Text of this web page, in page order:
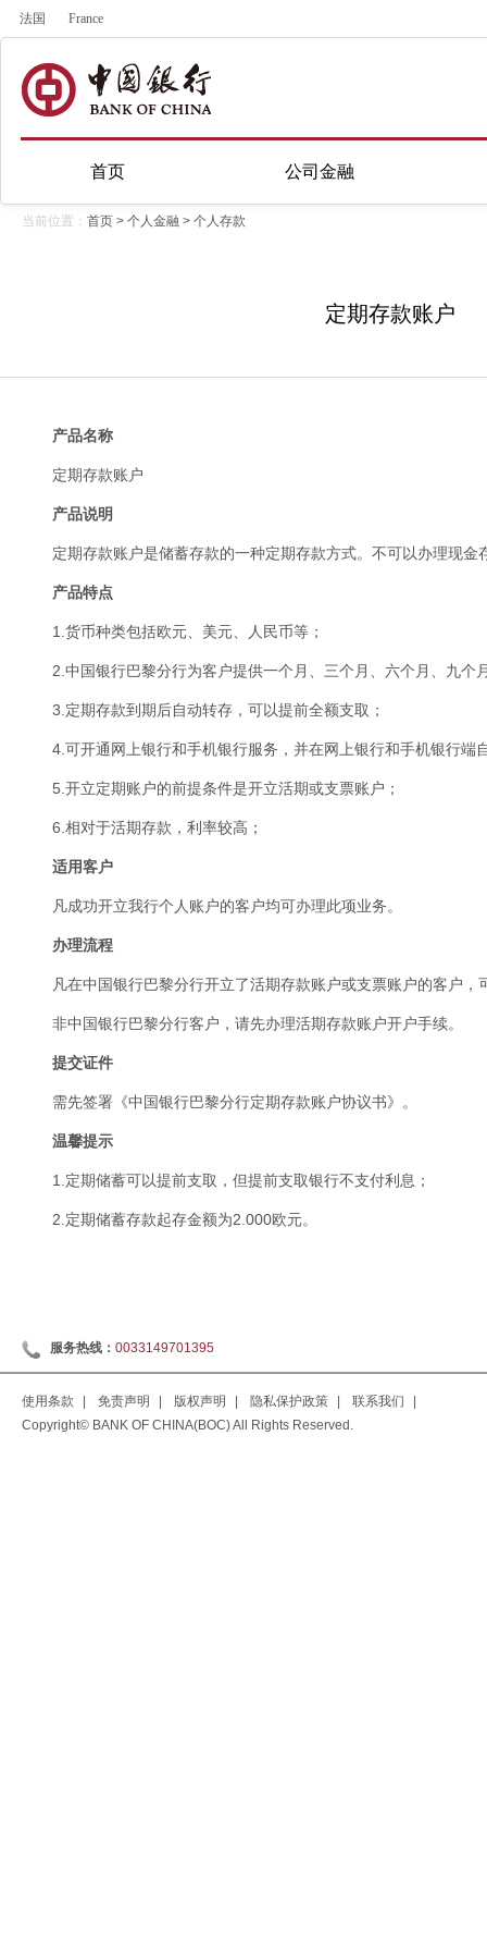
法国 France
首页 公司金融
当前位置： 首页 > 个人金融 > 个人存款
定期存款账户
产品名称
定期存款账户
产品说明
定期存款账户是储蓄存款的一种定期存款方式。不可以办理现
产品特点
1.货币种类包括欧元、美元、人民币等；
2.中国银行巴黎分行为客户提供一个月、三个月、六个月、九个
3.定期存款到期后自动转存，可以提前全额支取；
4.可开通网上银行和手机银行服务，并在网上银行和手机银行端
5.开立定期账户的前提条件是开立活期或支票账户；
6.相对于活期存款，利率较高；
适用客户
凡成功开立我行个人账户的客户均可办理此项业务。
办理流程
凡在中国银行巴黎分行开立了活期存款账户或支票账户的客户
非中国银行巴黎分行客户，请先办理活期存款账户开户手续。
提交证件
需先签署《中国银行巴黎分行定期存款账户协议书》。
温馨提示
1.定期储蓄可以提前支取，但提前支取银行不支付利息；
2.定期储蓄存款起存金额为2.000欧元。
服务热线： 0033149701395
使用条款 免责声明 版权声明 隐私保护政策 联系我们
Copyright© BANK OF CHINA(BOC) All Rights Reserved.